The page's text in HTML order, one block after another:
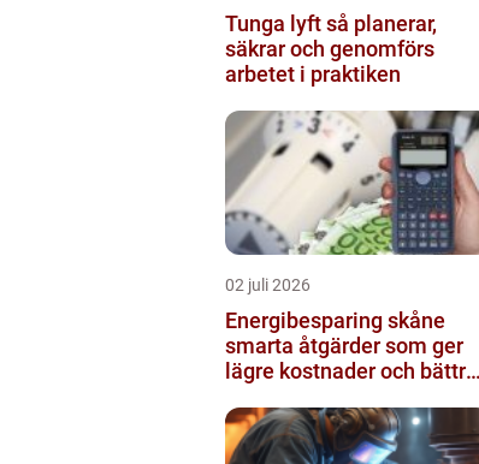
Tunga lyft så planerar,
säkrar och genomförs
arbetet i praktiken
02 juli 2026
Energibesparing skåne
smarta åtgärder som ger
lägre kostnader och bättre